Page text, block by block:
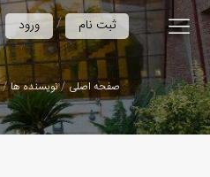
ورود / ثبت نام
صفحه اصلی نویسنده ها